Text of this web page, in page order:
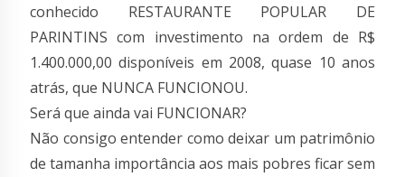
conhecido RESTAURANTE POPULAR DE
PARINTINS com investimento na ordem de R$
1.400.000,00 disponíveis em 2008, quase 10 anos
atrás, que NUNCA FUNCIONOU.
Será que ainda vai FUNCIONAR?
Não consigo entender como deixar um patrimônio
de tamanha importância aos mais pobres ficar sem